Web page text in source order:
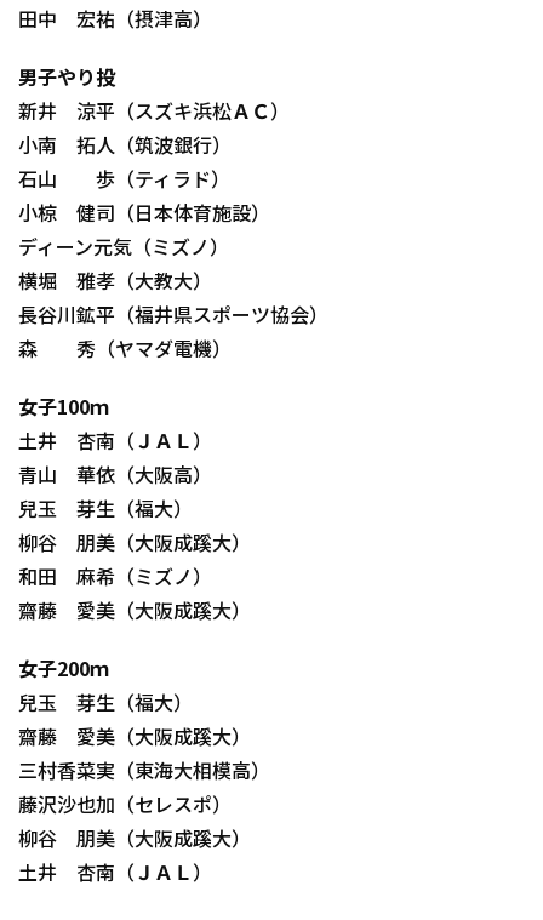
田中 宏祐（摂津高）
男子やり投
新井 涼平（スズキ浜松ＡＣ）
小南 拓人（筑波銀行）
石山 歩（ティラド）
小椋 健司（日本体育施設）
ディーン元気（ミズノ）
横堀 雅孝（大教大）
長谷川鉱平（福井県スポーツ協会）
森 秀（ヤマダ電機）
女子100ｍ
土井 杏南（ＪＡＬ）
青山 華依（大阪高）
兒玉 芽生（福大）
柳谷 朋美（大阪成蹊大）
和田 麻希（ミズノ）
齋藤 愛美（大阪成蹊大）
女子200ｍ
兒玉 芽生（福大）
齋藤 愛美（大阪成蹊大）
三村香菜実（東海大相模高）
藤沢沙也加（セレスポ）
柳谷 朋美（大阪成蹊大）
土井 杏南（ＪＡＬ）